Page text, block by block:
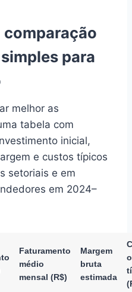
comparação
para
melhor as
tabela com
inicial,
e custos típicos
setoriais e em
em 2024–
Faturamento
médio
mensal (R$)
Margem
bruta
estimada